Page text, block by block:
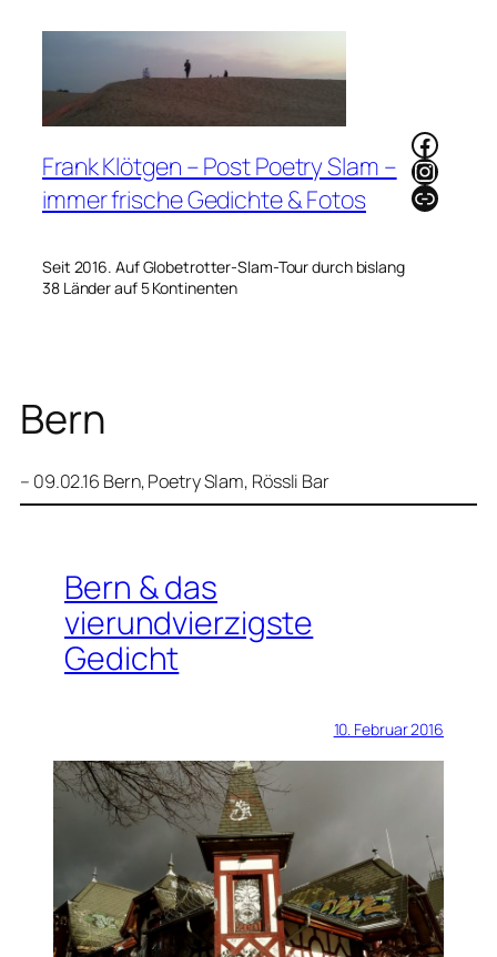
Frank Klötgen – Post Poetry Slam –
immer frische Gedichte & Fotos
Seit 2016. Auf Globetrotter-Slam-Tour durch bislang
38 Länder auf 5 Kontinenten
Link
Bern
– 09.02.16 Bern, Poetry Slam, Rössli Bar
Bern & das
vierundvierzigste
Gedicht
10. Februar 2016